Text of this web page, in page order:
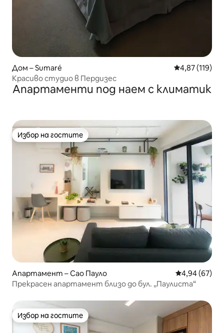
Дом – Sumaré Средна
4,87 (119)
Красиво студио в Пердизес
Апартаменти под наем с климатик
Избор на гостите
Избор на гостите
Апартамент – Сао Пауло Средна
4,94 (67)
Прекрасен апартамент близо до бул. „Паулиста“
Избор на гостите
Избор на гостите